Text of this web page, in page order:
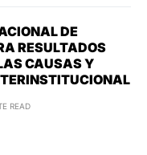
DE
RESULTADOS
CAUSAS Y
READ